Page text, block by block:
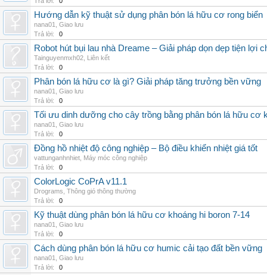
Hướng dẫn kỹ thuật sử dụng phân bón lá hữu cơ rong biển
nana01
Giao lưu
Trả lời:
0
Robot hút bụi lau nhà Dreame – Giải pháp dọn dẹp tiện lợi
Tainguyenmxh02 Liên kết
Trả lời:
0
Phân bón lá hữu cơ là gì? Giải pháp tăng trưởng bền vững
nana01
Giao lưu
Trả lời:
0
Tối ưu dinh dưỡng cho cây trồng bằng phân bón lá hữu cơ
nana01
Giao lưu
Trả lời:
0
Đồng hồ nhiệt độ công nghiệp – Bộ điều khiển nhiệt giá tốt
vattunganhnhiet Máy móc công nghiệp
Trả lời:
0
ColorLogic CoPrA v11.1
Drograms Thông gió thông thường
Trả lời:
0
Kỹ thuật dùng phân bón lá hữu cơ khoáng hi boron 7-14
nana01
Giao lưu
Trả lời:
0
Cách dùng phân bón lá hữu cơ humic cải tạo đất bền vững
nana01
Giao lưu
Trả lời:
0